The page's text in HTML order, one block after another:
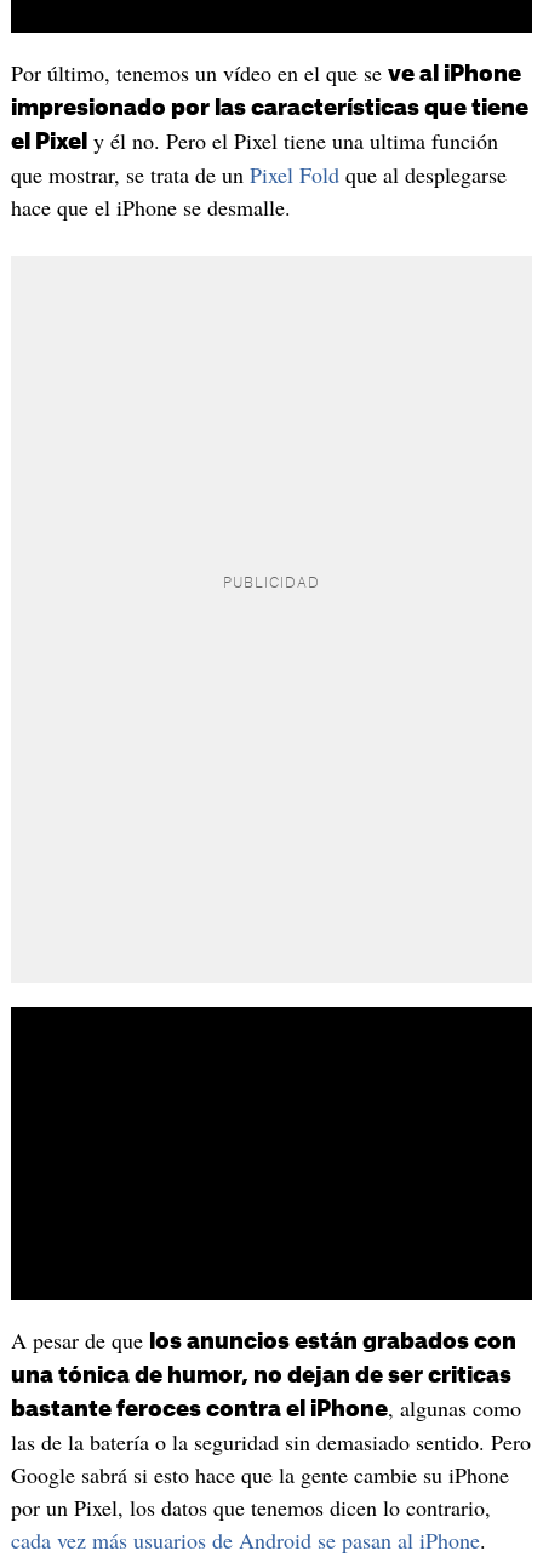
Por último, tenemos un vídeo en el que se ve al iPhone
impresionado por las características que tiene
el Pixel y él no. Pero el Pixel tiene una ultima función
que mostrar, se trata de un Pixel Foldque al desplegarse
hace que el iPhone se desmalle.
A pesar de que los anuncios están grabados con
una tónica de humor, no dejan de ser criticas
bastante feroces contra el iPhone, algunas como
las de la batería o la seguridad sin demasiado sentido. Pero
Google sabrá si esto hace que la gente cambie su iPhone
por un Pixel, los datos que tenemos dicen lo contrario,
cada vez más usuarios de Android se pasan al iPhone.